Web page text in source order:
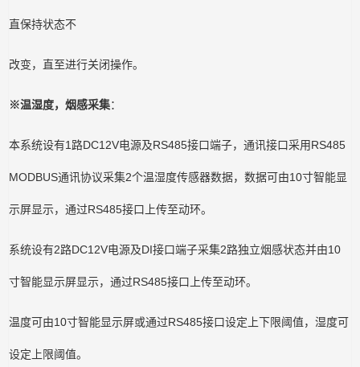
直保持状态不
改变，直至进行关闭操作。
※温湿度，烟感采集：
本系统设有1路DC12V电源及RS485接口端子，通讯接口采用RS485
MODBUS通讯协议采集2个温湿度传感器数据，数据可由10寸智能显
示屏显示，通过RS485接口上传至动环。
系统设有2路DC12V电源及DI接口端子采集2路独立烟感状态并由10
寸智能显示屏显示，通过RS485接口上传至动环。
温度可由10寸智能显示屏或通过RS485接口设定上下限阈值，湿度可
设定上限阈值。